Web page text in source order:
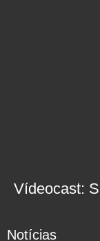
Vídeocast:
Notícias